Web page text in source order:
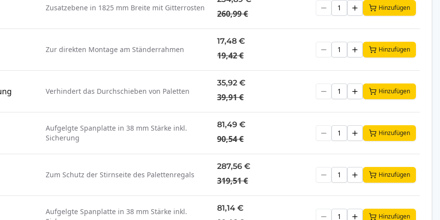
Zusatzebene in 1825 mm Breite mit Gitterrosten
260,99 €
Hinzufügen
Zur direkten Montage am Ständerrahmen
17,48 €
19,42 €
Hinzufügen
Verhindert das Durchschieben von Paletten
35,92 €
39,91 €
Hinzufügen
Aufgelgte Spanplatte in 38 mm Stärke inkl.
Sicherung
81,49 €
90,54 €
Hinzufügen
Zum Schutz der Stirnseite des Palettenregals
287,56 €
319,51 €
Hinzufügen
Aufgelgte Spanplatte in 38 mm Stärke inkl.
81,14 €
Hinzufügen